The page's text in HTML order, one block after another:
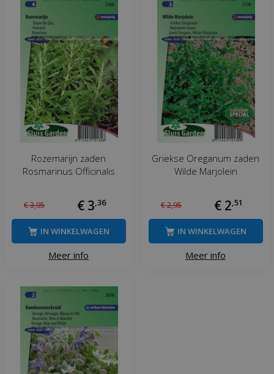
Rozemarijn zaden
Rosmarinus Officinalis
€3,95 € 3,36
Meer info
IN WINKELWAGEN
Griekse Oreganum zaden
Wilde Marjolein
€2,95 € 2,51
Meer info
IN WINKELWAGEN